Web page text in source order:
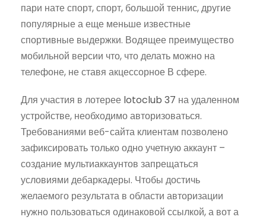
пари нате спорт, спорт, большой теннис, другие
популярные а еще меньше известные
спортивные выдержки. Водящее преимущество
мобильной версии что, что делать можно на
телефоне, не ставя акцессорное В сфере.
Для участия в лотерее lotoclub 37 на удаленном
устройстве, необходимо авторизоваться.
Требованиями веб-сайта клиентам позволено
зафиксировать только одно учетную аккаунт –
создание мультиаккаунтов запрещаться
условиями дебаркадеры. Чтобы достичь
желаемого результата в области авторизации
нужно пользоваться одинаковой ссылкой, а вот а